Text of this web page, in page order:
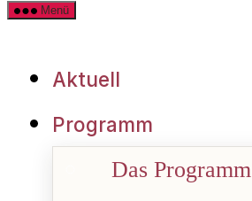
Menü
Aktuell
Programm
Das Programm